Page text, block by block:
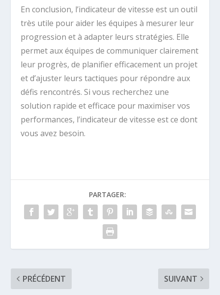
En conclusion, l’indicateur de vitesse est un outil
très utile pour aider les équipes à mesurer leur
progression et à adapter leurs stratégies. Elle
permet aux équipes de communiquer clairement
leur progrès, de planifier efficacement un projet
et d’ajuster leurs tactiques pour répondre aux
défis rencontrés. Si vous recherchez une
solution rapide et efficace pour maximiser vos
performances, l’indicateur de vitesse est ce dont
vous avez besoin.
PARTAGER:
PRÉCÉDENT SUIVANT